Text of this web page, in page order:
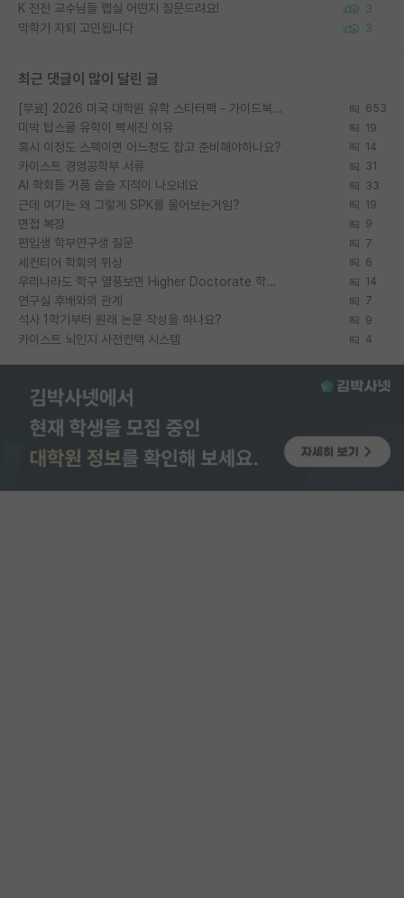
K 전전 교수님들 랩실 어떤지 질문드려요! 3
막학기 자퇴 고민됩니다 3
최근 댓글이 많이 달린 글
[무료] 2026 미국 대학원 유학 스타터팩 - 가이드북 & 합격자 컨택메일 템플릿 653
미박 탑스쿨 유학이 빡세진 이유 19
혹시 이정도 스펙이면 어느정도 잡고 준비해야하나요? 14
카이스트 경영공학부 서류 31
AI 학회들 거품 슬슬 지적이 나오네요 33
근데 여기는 왜 그렇게 SPK를 물어보는거임? 19
면접 복장 9
편입생 학부연구생 질문 7
세컨티어 학회의 위상 6
우리나라도 학구 열풍보면 Higher Doctorate 학위가 필요하다고 봅니다. 14
연구실 후배와의 관계 7
석사 1학기부터 원래 논문 작성을 하나요? 9
카이스트 뇌인지 사전컨택 시스템 4